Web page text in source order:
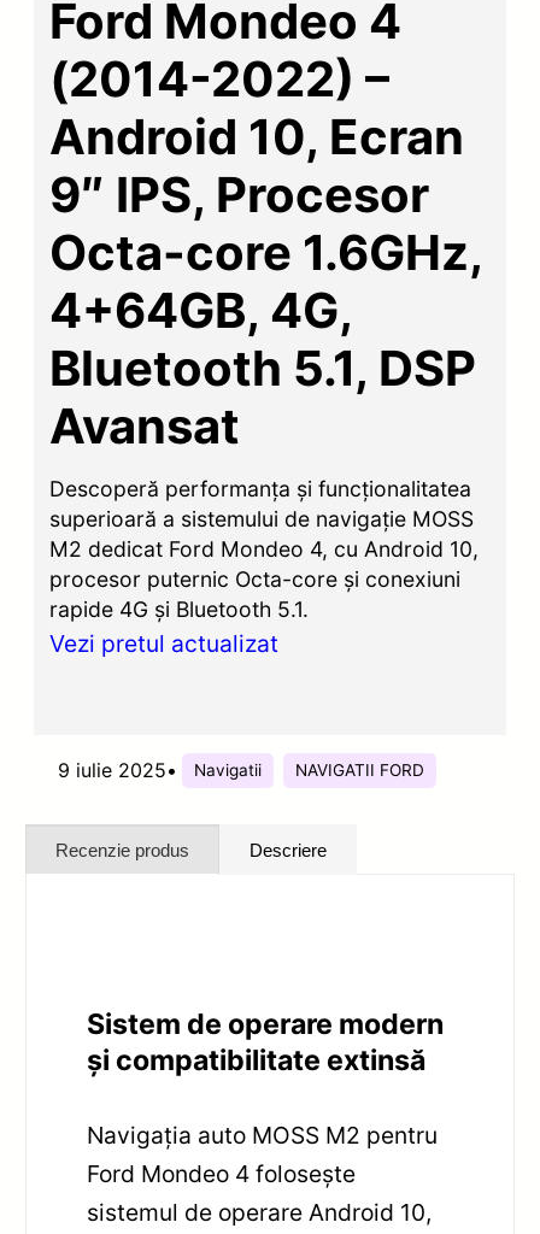
Ford Mondeo 4
(2014-2022) –
Android 10, Ecran
9″ IPS, Procesor
Octa-core 1.6GHz,
4+64GB, 4G,
Bluetooth 5.1, DSP
Avansat
Descoperă performanța și funcționalitatea
superioară a sistemului de navigație MOSS
M2 dedicat Ford Mondeo 4, cu Android 10,
procesor puternic Octa-core și conexiuni
rapide 4G și Bluetooth 5.1.
Vezi pretul actualizat
9 iulie 2025• Navigatii NAVIGATII FORD
Recenzie produs Descriere
Sistem de operare modern
și compatibilitate extinsă
Navigația auto MOSS M2 pentru
Ford Mondeo 4 folosește
sistemul de operare Android 10,